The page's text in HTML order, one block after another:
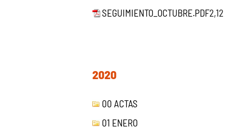
SEGUIMIENTO_OCTUBRE.PDF2,12
2020
00 ACTAS
01 ENERO